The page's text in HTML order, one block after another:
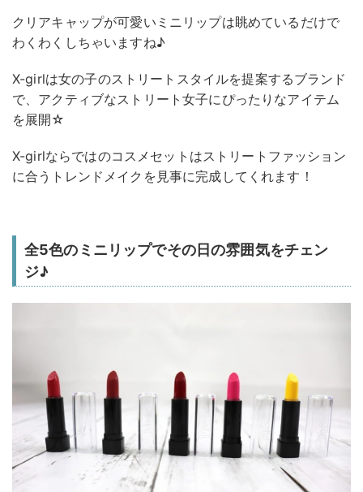
クリアキャップが可愛いミニリップは眺めているだけで
わくわくしちゃいますね♪
X-girlは女の子のストリートスタイルを提案するブランド
で、アクティブなストリート女子にぴったりなアイテム
を展開☆
X-girlならではのコスメセットはストリートファッション
に合うトレンドメイクを見事に完成してくれます！
全5色のミニリップでその日の雰囲気をチェン
ジ♪